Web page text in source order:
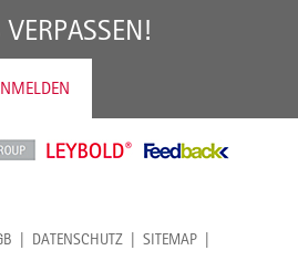
DATENSCHUTZ
SITEMAP